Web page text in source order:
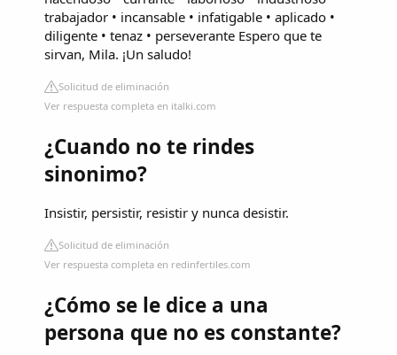
trabajador • incansable • infatigable • aplicado •
diligente • tenaz • perseverante Espero que te
sirvan, Mila. ¡Un saludo!
Solicitud de eliminación
Ver respuesta completa en italki.com
¿Cuando no te rindes
sinonimo?
Insistir, persistir, resistir y nunca desistir.
Solicitud de eliminación
Ver respuesta completa en redinfertiles.com
¿Cómo se le dice a una
persona que no es constante?